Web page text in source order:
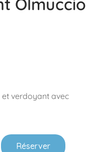
Olmuccio
verdoyant avec
Réserver